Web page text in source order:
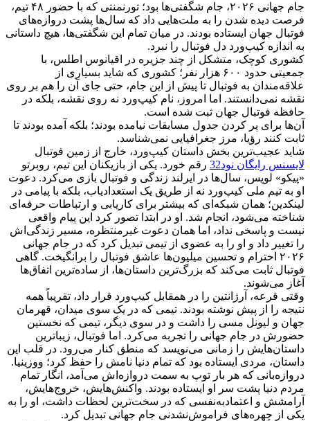
جام جهانی ۲۰۲۶، جام شگفتی‌ها بود؛ تورنمنتی که با حضور ۴۸ تیم،
فرصت دیده شدن را به ملت‌هایی داد که سال‌ها پشت دروازه‌های
فوتبال جهان ایستاده بودند. در میان تمام این شگفتی‌ها، هیچ داستانی
به اندازه کیپ‌ورد دل فوتبال را نبرد.
کشوری کوچک، متشکل از چند جزیره در اقیانوس اطلس، با
جمعیتی حدود ۶۰۰ هزار نفر؛ کشوری که شاید بسیاری از
علاقه‌مندان به فوتبال تا پیش از این جام، حتی جای آن را هم بر روی
نقشه نمی‌دانستند. اما امروز، نام کیپ‌ورد نه روی نقشه، بلکه در
حافظه فوتبال جهان ثبت شده است.
آن‌ها برای پر کردن جدول مسابقات نیامده بودند؛ بلکه آمده بودند تا
ثابت کنند رؤیا، مرز جغرافیایی نمی‌شناسد.
شاید عجیب‌ترین بخش داستان کیپ‌ورد، خارج از زمین فوتبال
لایسنس رایگان نود32
رقم خورد. یکی از بازیکنان این تیم، روبرتو
«پیکو» لوپس، سال‌ها در ایرلند زندگی و فوتبال بازی می‌کرد. دعوت
او به تیم ملی کیپ‌ورد نه از طریق یک استعدادیاب، بلکه با پیامی در
لینکدین؛ همان شبکه‌ای که بیشتر برای کاریابی و ارتباطات حرفه‌ای
شناخته می‌شود، انجام شد. او در ابتدا تصور کرد این پیام واقعی
نیست و پاسخی نداد، اما همان دعوت غیرمنتظره، مسیر زندگی‌اش
را تغییر داد و او را به عضوی از تیمی تبدیل کرد که در جام جهانی
۲۰۲۶ احترام و تحسین میلیون‌ها عاشق فوتبال را برانگیخت. گاهی
فوتبال ثابت می‌کند که بزرگ‌ترین داستان‌ها، از ساده‌ترین اتفاق‌ها
آغاز می‌شوند.
وقتی قرعه، آرژانتین را در همقابل کیپ‌ورد قرار داد، تقریباً همه
نتیجه را از پیش نوشته بودند. تیمی که در یک سوی میدان، قهرمان
جهان و لیونل مسی را داشت و در سوی دیگر، تیمی که نخستین
حضورش در جام جهانی را تجربه می‌کرد. اما فوتبال، زیباترین
داستان‌هایش را زمانی می‌نویسد که منطق کنار می‌رود. در قلب این
داستان، مردی ایستاده بود که تمام دنیا نامش را حفظ کرد؛ ووزینیا.
دروازه‌بانی که هر بار توپ به سمت دروازه‌اش می‌آمد، انگار تمام
مردم دنیا پشت سر او ایستاده بودند. واکنش‌هایش، خروج‌هایش،
آرامشش و اعتمادبه‌نفسی که در سخت‌ترین لحظات داشت، او را به
یکی از چهره‌های فراموش‌نشدنی جام جهانی تبدیل کرد.